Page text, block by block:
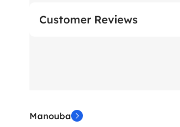
Customer Reviews
Manouba